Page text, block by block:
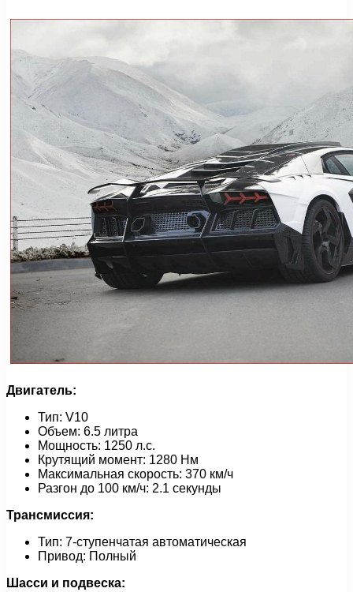
Двигатель:
Тип: V10
Объем: 6.5 литра
Мощность: 1250 л.с.
Крутящий момент: 1280 Нм
Максимальная скорость: 370 км/ч
Разгон до 100 км/ч: 2.1 секунды
Трансмиссия:
Тип: 7-ступенчатая автоматическая
Привод: Полный
Шасси и подвеска: